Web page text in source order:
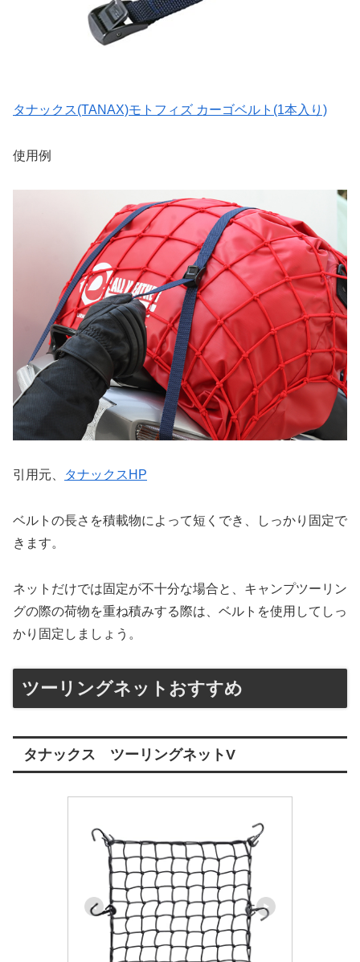
タナックス(TANAX)モトフィズ カーゴベルト(1本入り)
使用例
引用元、 タナックスHP
ベルトの長さを積載物によって短くでき、しっかり固定で
きます。
ネットだけでは固定が不十分な場合と、キャンプツーリン
グの際の荷物を重ね積みする際は、ベルトを使用してしっ
かり固定しましょう。
ツーリングネットおすすめ
タナックス ツーリングネットV